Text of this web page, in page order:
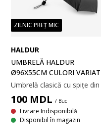
ZILNIC PREȚ MIC
HALDUR
UMBRELĂ HALDUR
Ø96X55CM CULORI
100 MDL / Buc
Livrare Indisponibilă
Disponibil în magazin